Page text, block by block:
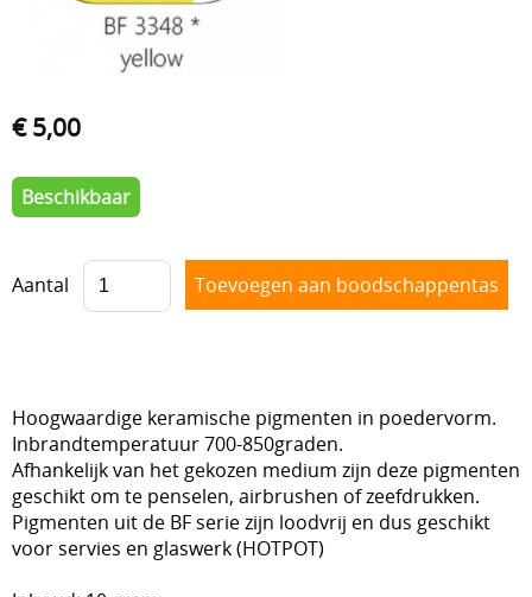
€ 5,00
Beschikbaar
Aantal
Hoogwaardige keramische pigmenten in poedervorm.
Inbrandtemperatuur 700-850graden.
Afhankelijk van het gekozen medium zijn deze pigmenten
geschikt om te penselen, airbrushen of zeefdrukken.
Pigmenten uit de BF serie zijn loodvrij en dus geschikt
voor servies en glaswerk (HOTPOT)